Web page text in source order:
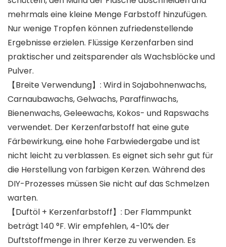
mehrmals eine kleine Menge Farbstoff hinzufügen.
Nur wenige Tropfen können zufriedenstellende
Ergebnisse erzielen. Flüssige Kerzenfarben sind
praktischer und zeitsparender als Wachsblöcke und
Pulver.
【Breite Verwendung】: Wird in Sojabohnenwachs,
Carnaubawachs, Gelwachs, Paraffinwachs,
Bienenwachs, Geleewachs, Kokos- und Rapswachs
verwendet. Der Kerzenfarbstoff hat eine gute
Färbewirkung, eine hohe Farbwiedergabe und ist
nicht leicht zu verblassen. Es eignet sich sehr gut für
die Herstellung von farbigen Kerzen. Während des
DIY-Prozesses müssen Sie nicht auf das Schmelzen
warten.
【Duftöl + Kerzenfarbstoff】: Der Flammpunkt
beträgt 140 °F. Wir empfehlen, 4-10% der
Duftstoffmenge in Ihrer Kerze zu verwenden. Es